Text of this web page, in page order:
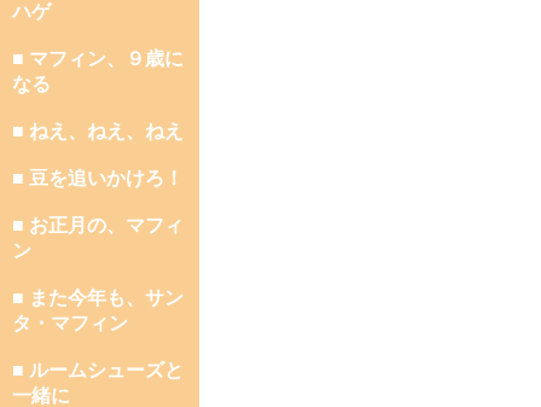
ハゲ
■ マフィン、９歳に
なる
■ ねえ、ねえ、ねえ
■ 豆を追いかけろ！
■ お正月の、マフィ
ン
■ また今年も、サン
タ・マフィン
■ ルームシューズと
一緒に